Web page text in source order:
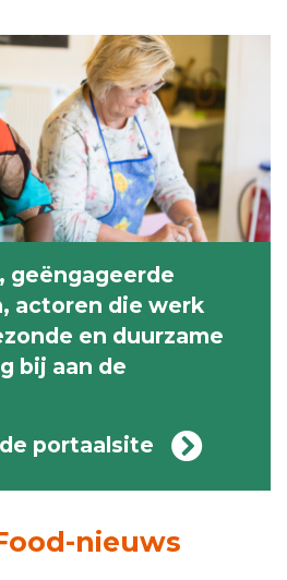
geëngageerde
actoren die werk
en duurzame
bij aan de
portaalsite
nieuws